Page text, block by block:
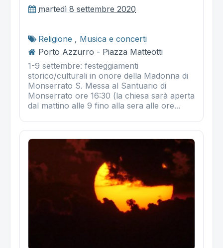
martedì 8 settembre 2020
Religione , Musica e concerti
Porto Azzurro - Piazza Matteotti
1-9 settembre: festeggiamenti
storico/culturali in onore della Madonna di
Monserrato S. Messa al Santuario di
Monserrato ore 16:30 (la chiesa sarà aperta
dal mattino alle 9 fino alla sera alle ore...